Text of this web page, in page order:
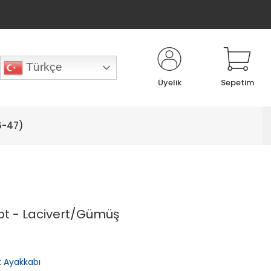
Türkçe
Üyelik Sepetim
47)
- Lacivert/Gümüş
Ayakkabı